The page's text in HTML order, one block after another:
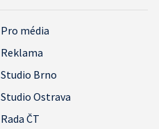
Pro média
Reklama
Studio Brno
Studio Ostrava
Rada ČT